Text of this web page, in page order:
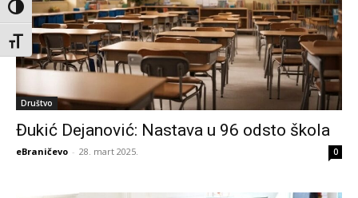
Toggle High Contrast
Toggle Font size
Društvo
Đukić Dejanović: Nastava u 96 odsto škola
eBraničevo - 28. mart 2025. 0